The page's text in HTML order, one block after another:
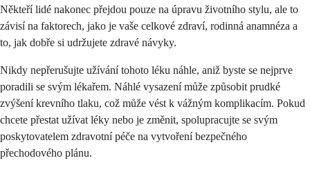
Někteří lidé nakonec přejdou pouze na úpravu životního stylu, ale to
závisí na faktorech, jako je vaše celkové zdraví, rodinná anamnéza a
to, jak dobře si udržujete zdravé návyky.
Nikdy nepřerušujte užívání tohoto léku náhle, aniž byste se nejprve
poradili se svým lékařem. Náhlé vysazení může způsobit prudké
zvýšení krevního tlaku, což může vést k vážným komplikacím. Pokud
chcete přestat užívat léky nebo je změnit, spolupracujte se svým
poskytovatelem zdravotní péče na vytvoření bezpečného
přechodového plánu.